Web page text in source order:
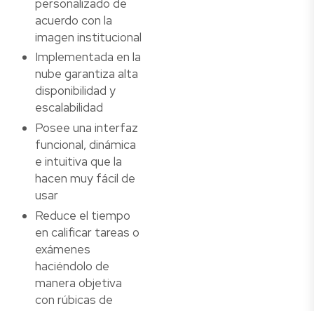
personalizado de
acuerdo con la
imagen institucional
Implementada en la
nube garantiza alta
disponibilidad y
escalabilidad
Posee una interfaz
funcional, dinámica
e intuitiva que la
hacen muy fácil de
usar
Reduce el tiempo
en calificar tareas o
exámenes
haciéndolo de
manera objetiva
con rúbicas de